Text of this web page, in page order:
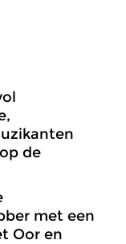
de
met een
Oor en